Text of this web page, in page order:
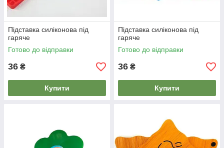
Підставка силіконова під
гаряче
Готово до відправки
36 ₴
Купити
Підставка силіконова під
гаряче
Готово до відправки
36 ₴
Купити